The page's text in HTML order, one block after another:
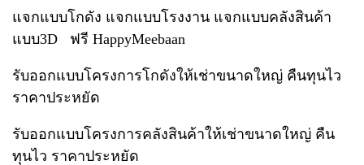
แจกแบบโกดัง แจกแบบโรงงาน แจกแบบคลังสินค้า
แบบ3D ฟรี HappyMeebaan
รับออกแบบโครงการโกดังให้เช่าขนาดใหญ่ คืนทุนไว
ราคาประหยัด
รับออกแบบโครงการคลังสินค้าให้เช่าขนาดใหญ่ คืน
ทุนไว ราคาประหยัด